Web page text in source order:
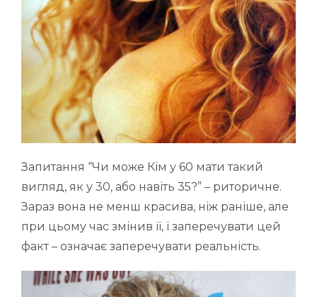
Запитання “Чи може Кім у 60 мати такий
вигляд, як у 30, або навіть 35?” – риторичне.
Зараз вона не менш красива, ніж раніше, але
при цьому час змінив її, і заперечувати цей
факт – означає заперечувати реальність.